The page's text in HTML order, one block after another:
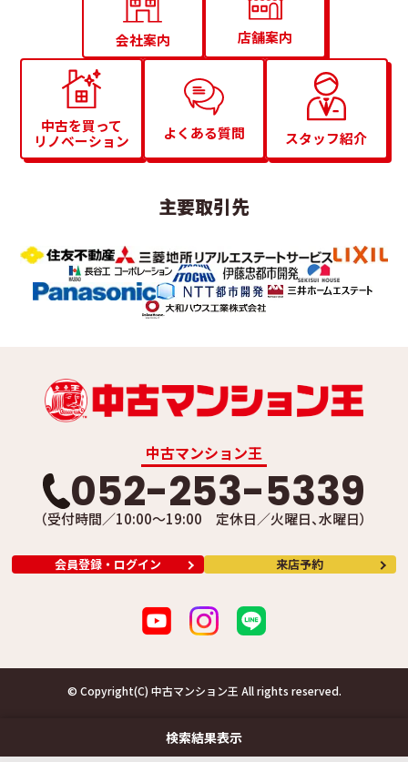
検索結果表示
会社案内 店舗案内
中古を買って
リノベーション
よくある質問 スタッフ紹介
主要取引先
中古マンション王
052-253-5339
（受付時間／10:00～19:00 定休日／火曜日、水曜日）
会員登録・ログイン 来店予約
© Copyright(C) 中古マンション王 All rights reserved.